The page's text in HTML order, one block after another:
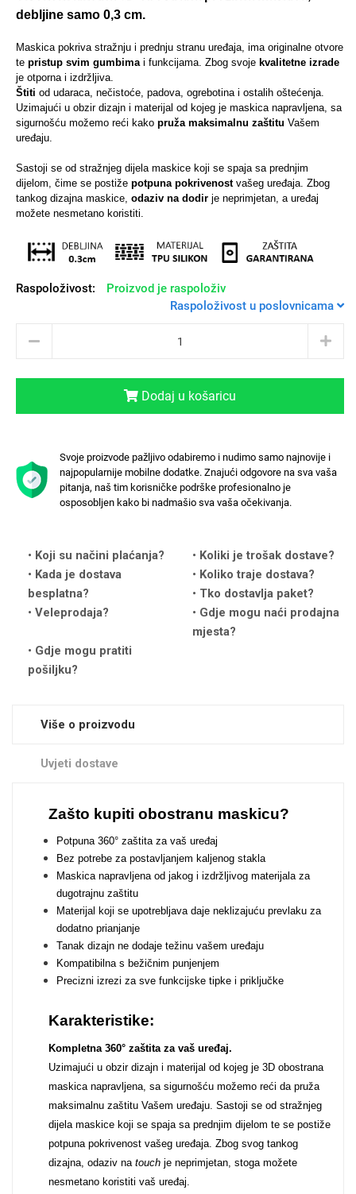
debljine samo 0,3 cm.
Maskica pokriva stražnju i prednju stranu uređaja, ima originalne otvore
te pristup svim gumbimai funkcijama. Zbog svoje kvalitetne izrade
je otporna i izdržljiva.
Štiti od udaraca, nečistoće, padova, ogrebotina i ostalih oštećenja.
Uzimajući u obzir dizajn i materijal od kojeg je maskica napravljena, sa
sigurnošću možemo reći kako pruža maksimalnu zaštitu Vašem
uređaju.
Sastoji se od stražnjeg dijela maskice koji se spaja sa prednjim
dijelom, čime se postiže potpuna pokrivenostvašeg uređaja. Zbog
tankog dizajna maskice, odaziv na dodir je neprimjetan, a uređaj
možete nesmetano koristiti.
Raspoloživost:
Proizvod je raspoloživ
Raspoloživost u poslovnicama
Dodaj u košaricu
Svoje proizvode pažljivo odabiremo i nudimo samo najnovije i
najpopularnije mobilne dodatke. Znajući odgovore na sva vaša
pitanja, naš tim korisničke podrške profesionalno je
osposobljen kako bi nadmašio sva vaša očekivanja.
Koji su načini plaćanja?
Koliki je trošak dostave?
Kada je dostava
besplatna?
Koliko traje dostava?
Tko dostavlja paket?
Veleprodaja?
Gdje mogu naći prodajna
mjesta?
Gdje mogu pratiti
pošiljku?
Više o proizvodu
Uvjeti dostave
Zašto kupiti obostranu maskicu?
Potpuna 360° zaštita za vaš uređaj
Bez potrebe za postavljanjem kaljenog stakla
Maskica napravljena od jakog i izdržljivog materijala za
dugotrajnu zaštitu
Materijal koji se upotrebljava daje neklizajuću prevlaku za
dodatno prianjanje
Tanak dizajn ne dodaje težinu vašem uređaju
Kompatibilna s bežičnim punjenjem
Precizni izrezi za sve funkcijske tipke i priključke
Karakteristike:
Kompletna 360° zaštita za vaš uređaj.
Uzimajući u obzir dizajn i materijal od kojeg je 3D obostrana
maskica napravljena, sa sigurnošću možemo reći da pruža
maksimalnu zaštitu Vašem uređaju. Sastoji se od stražnjeg
dijela maskice koji se spaja sa prednjim dijelom te se postiže
potpuna pokrivenost vašeg uređaja. Zbog svog tankog
dizajna, odaziv na touch je neprimjetan, stoga možete
nesmetano koristiti vaš uređaj.
Sleng Feel Good
Životinjsko carstvo
Svemirska kolekcija
Love motivi I Need Some Space
Quotes Collection Cirkus
Zodiac
Doodles Apstraktni motivi
Monogrami Dječji motivi
Univerzalne futrole i
maskice
Preklopne maskice